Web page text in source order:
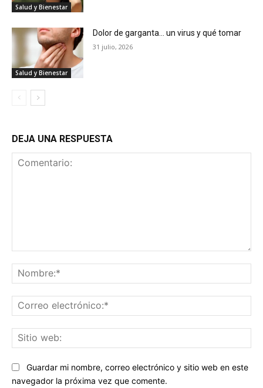
Salud y Bienestar
Salud y Bienestar
Dolor de garganta… un virus y qué tomar
31 julio, 2026
DEJA UNA RESPUESTA
Guardar mi nombre, correo electrónico y sitio web en este
navegador la próxima vez que comente.